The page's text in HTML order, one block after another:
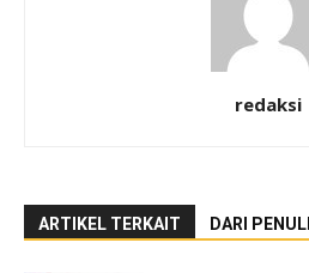
redaksi
ARTIKEL TERKAIT DARI